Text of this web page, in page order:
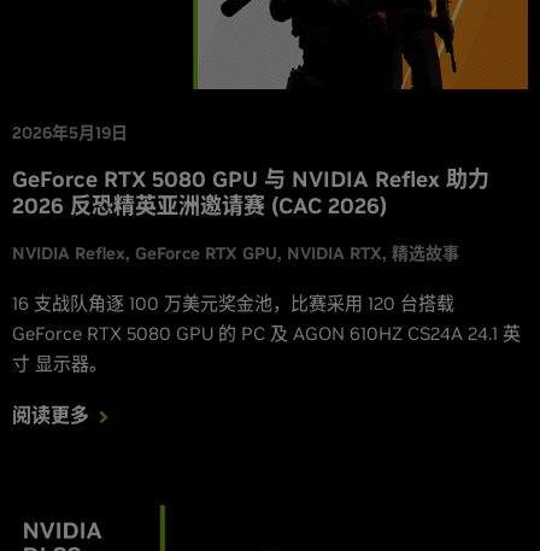
2026年5月19日
GeForce RTX 5080 GPU 与 NVIDIA Reflex 助力
2026 反恐精英亚洲邀请赛 (CAC 2026)
NVIDIA Reflex GeForce RTX GPU NVIDIA RTX 精选故事
16 支战队角逐 100 万美元奖金池，比赛采用 120 台搭载
GeForce RTX 5080 GPU 的 PC 及 AGON 610HZ CS24A 24.1 英
寸 显示器。
阅读更多